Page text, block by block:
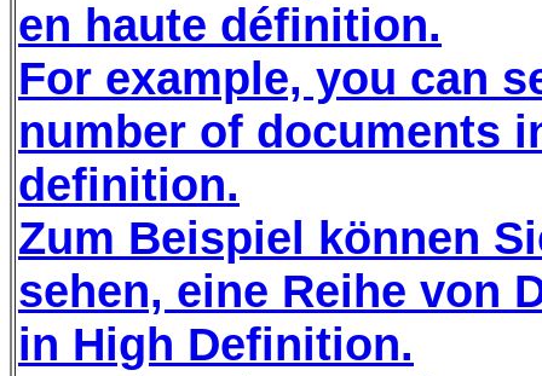
en haute définition.
For example, you can
number of documents
definition.
Zum Beispiel können
sehen, eine Reihe von
in High Definition.